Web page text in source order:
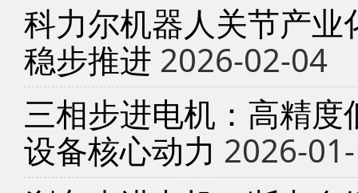
科力尔机器人关节产
稳步推进 2026-02-04
三相步进电机：高精
设备核心动力 2026-